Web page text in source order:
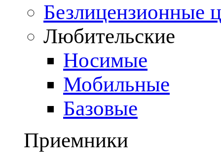
Безлицензионные
Любительские
Носимые
Мобильные
Базовые
Приемники